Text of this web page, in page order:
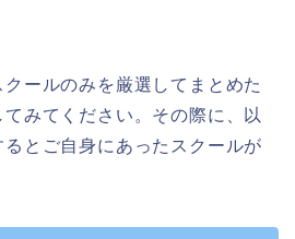
ールのみを厳選してまとめた
みてください。その際に、以
とご自身にあったスクールが